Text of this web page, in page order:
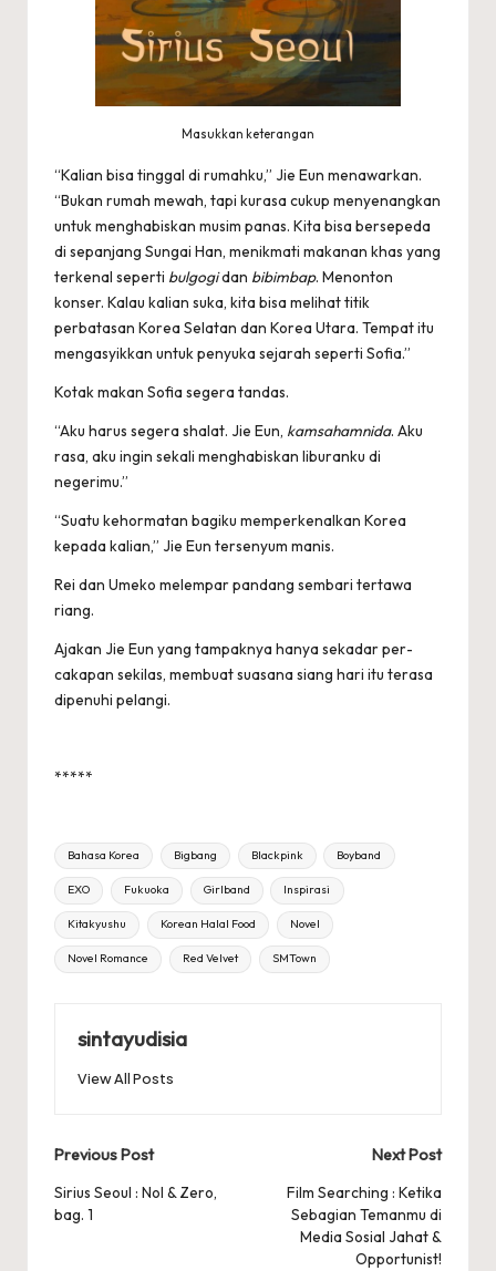
Masukkan keterangan
“Kalian bisa tinggal di rumahku,” Jie Eun menawar­kan.
“Bukan rumah mewah, tapi kurasa cukup menyenangkan
untuk menghabiskan musim panas. Kita bisa bersepeda
di sepanjang Sungai Han, menikmati makanan khas yang
terkenal seperti bulgogidan bibimbap. Menon­ton
konser. Kalau kalian suka, kita bisa melihat titik
perbatasan Korea Selatan dan Korea Utara. Tempat itu
mengasyikkan untuk penyuka sejarah seperti Sofia.”
Kotak makan Sofia segera tandas.
“Aku harus segera shalat. Jie Eun, kamsahamnida. Aku
rasa, aku ingin sekali menghabiskan liburanku di
negerimu.”
“Suatu kehormatan bagiku memperkenalkan Korea
kepada kalian,” Jie Eun tersenyum manis.
Rei dan Umeko melempar pandang sembari tertawa
riang.
Ajakan Jie Eun yang tampaknya hanya sekadar per­
cakapan sekilas, membuat suasana siang hari itu terasa
dipenuhi pelangi.
*****
Tags:
Bahasa Korea Bigbang Blackpink Boyband
EXO Fukuoka Girlband Inspirasi
Kitakyushu Korean Halal Food Novel
Novel Romance Red Velvet SMTown
sintayudisia
View All Posts
Post
navigation
Previous Post
Sirius Seoul : Nol & Zero,
bag. 1
Next Post
Film Searching : Ketika
Sebagian Temanmu di
Media Sosial Jahat &
Opportunist!